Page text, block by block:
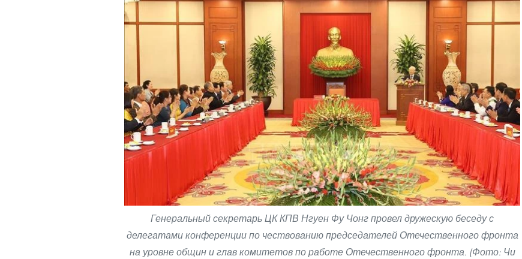
Генеральный секретарь ЦК КПВ Нгуен Фу Чонг провел дружескую беседу с
делегатами конференции по чествованию председателей Отечественного фронта
на уровне общин и глав комитетов по работе Отечественного фронта. (Фото: Чи